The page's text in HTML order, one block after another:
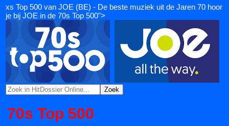
xs Top 500 van JOE (BE) - De beste muziek uit de Jaren 70 hoor
je bij JOE in de 70s Top 500">
70s Top 500